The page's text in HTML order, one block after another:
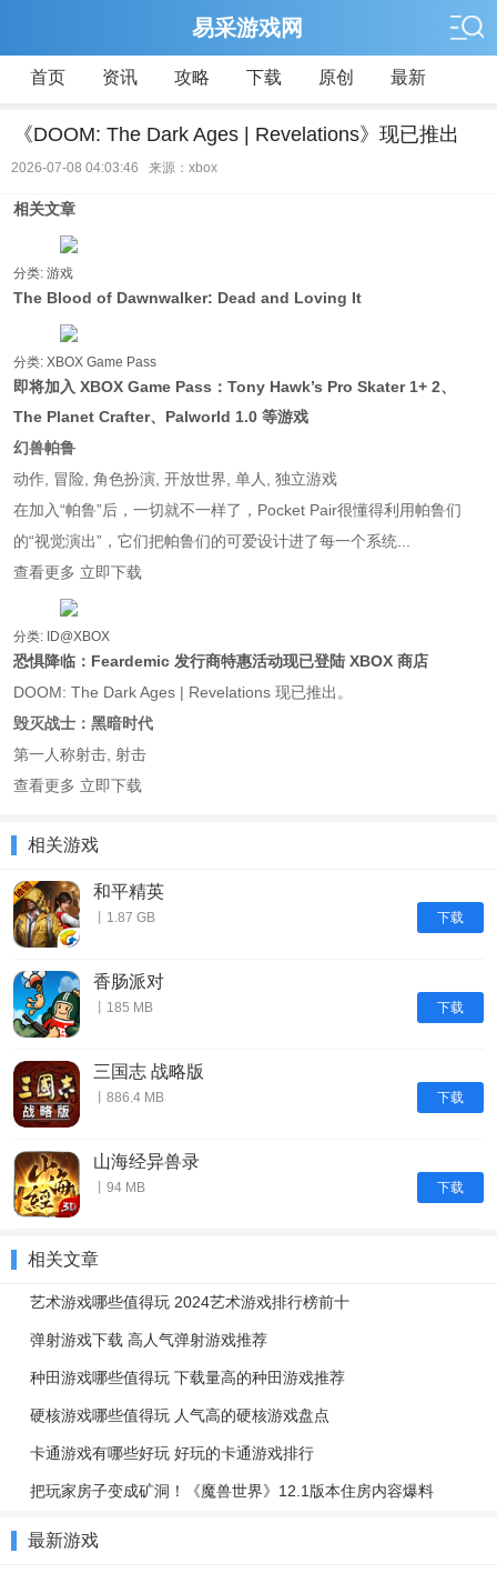
易采游戏网
首页 资讯 攻略 下载 原创 最新
《DOOM: The Dark Ages | Revelations》现已推出
2026-07-08 04:03:46 来源：xbox
相关文章
分类: 游戏
The Blood of Dawnwalker: Dead and Loving It
分类: XBOX Game Pass
即将加入 XBOX Game Pass：Tony Hawk’s Pro Skater 1+ 2、
The Planet Crafter、Palworld 1.0 等游戏
幻兽帕鲁
动作, 冒险, 角色扮演, 开放世界, 单人, 独立游戏
在加入“帕鲁”后，一切就不一样了，Pocket Pair很懂得利用帕鲁们
的“视觉演出”，它们把帕鲁们的可爱设计进了每一个系统...
查看更多 立即下载
分类: ID@XBOX
恐惧降临：Feardemic 发行商特惠活动现已登陆 XBOX 商店
DOOM: The Dark Ages | Revelations 现已推出。
毁灭战士：黑暗时代
第一人称射击, 射击
查看更多 立即下载
相关游戏
下载
和平精英
丨1.87 GB
下载
香肠派对
丨185 MB
下载
三国志 战略版
丨886.4 MB
下载
山海经异兽录
丨94 MB
相关文章
艺术游戏哪些值得玩 2024艺术游戏排行榜前十
弹射游戏下载 高人气弹射游戏推荐
种田游戏哪些值得玩 下载量高的种田游戏推荐
硬核游戏哪些值得玩 人气高的硬核游戏盘点
卡通游戏有哪些好玩 好玩的卡通游戏排行
把玩家房子变成矿洞！《魔兽世界》12.1版本住房内容爆料
最新游戏